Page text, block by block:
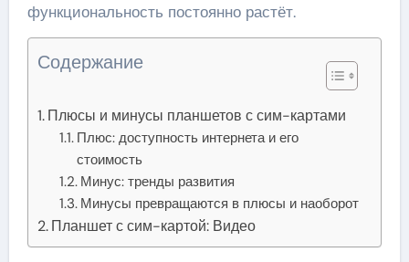
функциональность постоянно растёт.
Содержание
Плюсы и минусы планшетов с сим-картами
Плюс: доступность интернета и его
стоимость
Минус: тренды развития
Минусы превращаются в плюсы и наоборот
Планшет с сим-картой: Видео